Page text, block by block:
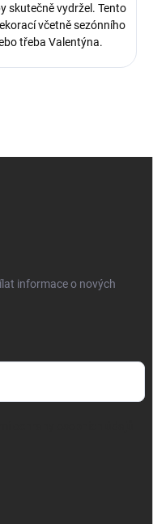
skutečně vydržel. Tento
včetně sezónního
třeba Valentýna.
informace o nových